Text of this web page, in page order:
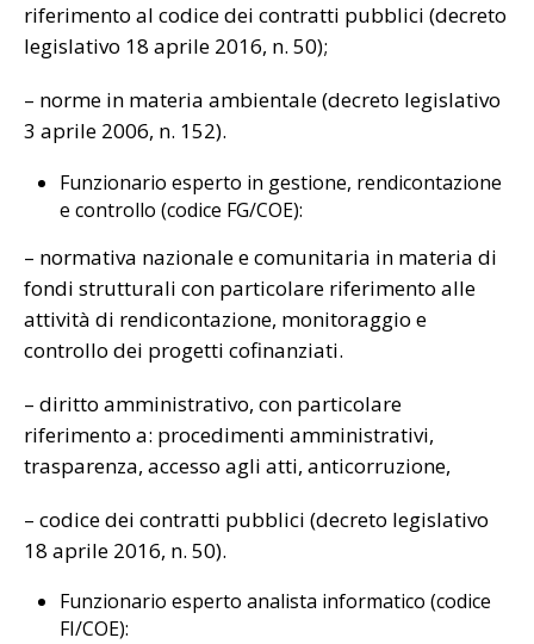
riferimento al codice dei contratti pubblici (decreto
legislativo 18 aprile 2016, n. 50);
– norme in materia ambientale (decreto legislativo
3 aprile 2006, n. 152).
Funzionario esperto in gestione, rendicontazione
e controllo (codice FG/COE):
– normativa nazionale e comunitaria in materia di
fondi strutturali con particolare riferimento alle
attività di rendicontazione, monitoraggio e
controllo dei progetti cofinanziati.
– diritto amministrativo, con particolare
riferimento a: procedimenti amministrativi,
trasparenza, accesso agli atti, anticorruzione,
– codice dei contratti pubblici (decreto legislativo
18 aprile 2016, n. 50).
Funzionario esperto analista informatico (codice
FI/COE):